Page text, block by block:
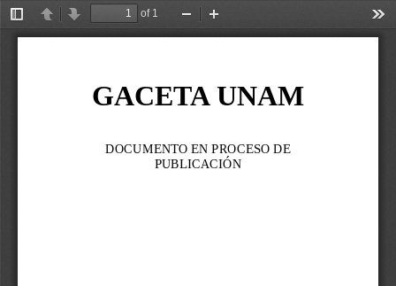
Toggle
Sidebar
PreviousNext
of 1
Zoom
Out
In
GACETA UNAM
DOCUMENTO EN PROCESO DE
PUBLICACIÓN